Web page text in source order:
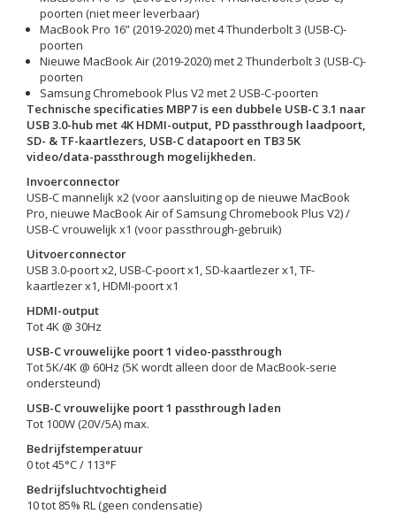
poorten (niet meer leverbaar)
MacBook Pro 16” (2019-2020) met 4 Thunderbolt 3 (USB-C)-
poorten
Nieuwe MacBook Air (2019-2020) met 2 Thunderbolt 3 (USB-C)-
poorten
Samsung Chromebook Plus V2 met 2 USB-C-poorten
Technische specificaties MBP7 is een dubbele USB-C 3.1 naar
USB 3.0-hub met 4K HDMI-output, PD passthrough laadpoort,
SD- & TF-kaartlezers, USB-C datapoort en TB3 5K
video/data-passthrough mogelijkheden.
Invoerconnector
USB-C mannelijk x2 (voor aansluiting op de nieuwe MacBook
Pro, nieuwe MacBook Air of Samsung Chromebook Plus V2) /
USB-C vrouwelijk x1 (voor passthrough-gebruik)
Uitvoerconnector
USB 3.0-poort x2, USB-C-poort x1, SD-kaartlezer x1, TF-
kaartlezer x1, HDMI-poort x1
HDMI-output
Tot 4K @ 30Hz
USB-C vrouwelijke poort 1 video-passthrough
Tot 5K/4K @ 60Hz (5K wordt alleen door de MacBook-serie
ondersteund)
USB-C vrouwelijke poort 1 passthrough laden
Tot 100W (20V/5A) max.
Bedrijfstemperatuur
0 tot 45°C / 113°F
Bedrijfsluchtvochtigheid
10 tot 85% RL (geen condensatie)